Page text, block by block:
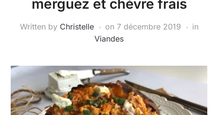
merguez et chèvre frais
Written by Christelle on 7 décembre 2019
in
Viandes